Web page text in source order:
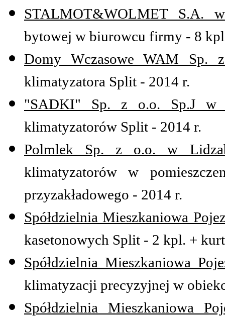
STALMOT&WOLMET S.A.
bytowej w biurowcu firmy - 8
Domy Wczasowe WAM Sp.
klimatyzatora Split - 2014 r.
"SADKI" Sp. z o.o. Sp.J w
klimatyzatorów Split - 2014 r.
Polmlek Sp. z o.o. w
klimatyzatorów w
przyzakładowego - 2014 r.
Spółdzielnia Mieszkaniowa
kasetonowych Split - 2 kpl. +
Spółdzielnia Mieszkaniowa
klimatyzacji precyzyjnej w
Spółdzielnia Mieszkaniowa